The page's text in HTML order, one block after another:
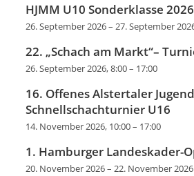
HJMM U10 Sonderklasse 2026
26. September 2026–27. September
22. „Schach am Markt“–
26. September 2026, 8:00– 17:00
16. Offenes Alstertaler
Schnellschachturnier U16
14. November 2026, 10:00– 17:00
1. Hamburger Landeskader-
20. November 2026–22. November 2026